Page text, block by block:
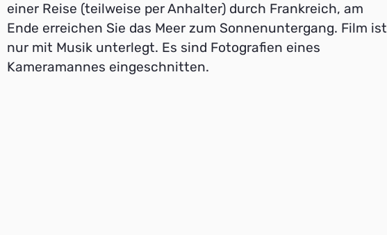
einer Reise (teilweise per Anhalter) durch Frankreich, am
Ende erreichen Sie das Meer zum Sonnenuntergang. Film ist
nur mit Musik unterlegt. Es sind Fotografien eines
Kameramannes eingeschnitten.